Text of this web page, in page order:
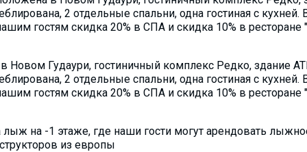
2 отдельные спальни, одна гостиная с кухней.
гостям скидка 20% в СПА и скидка 10% в
Новом Гудаури, гостиничный комплекс Редко, здание
2 отдельные спальни, одна гостиная с кухней.
гостям скидка 20% в СПА и скидка 10% в
лыж на -1 этаже, где наши гости могут арендовать
из европы